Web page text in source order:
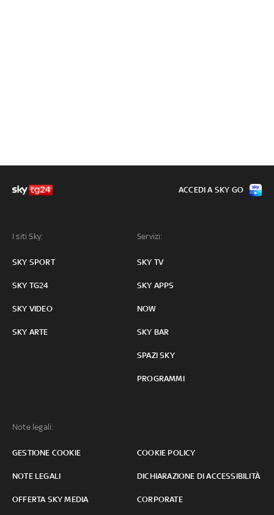
I siti Sky:
SKY SPORT
SKY TG24
SKY VIDEO
SKY ARTE
Servizi:
SKY TV
SKY APPS
NOW
SKY BAR
SPAZI SKY
PROGRAMMI
Note legali:
GESTIONE COOKIE COOKIE POLICY
NOTE LEGALI DICHIARAZIONE DI ACCESSIBILITÀ
OFFERTA SKY MEDIA CORPORATE
ACCEDI A SKY GO